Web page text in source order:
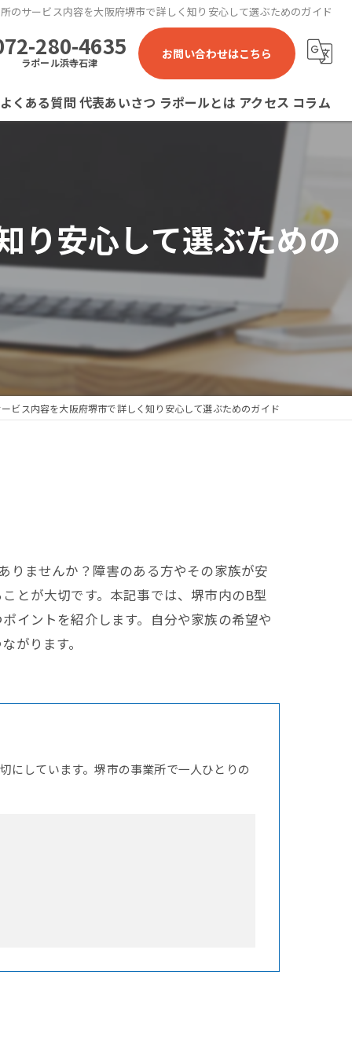
のサービス内容を大阪府堺市で詳しく知り安心して選ぶためのガイド
280-4635
ラポール浜寺石津
お問い合わせはこちら
よくある質問 代表あいさつ ラポールとは アクセス
ラポール石津川 就労継続支援B型事業所
ラポール浜寺石津 就労継続支援B型事業所
コラム
り安心して選ぶための
ビス内容を大阪府堺市で詳しく知り安心して選ぶためのガイド
りませんか？障害のある方やその家族が安
とが大切です。本記事では、堺市内のB型
イントを紹介します。自分や家族の希望や
がります。
にしています。堺市の事業所で一人ひとりの